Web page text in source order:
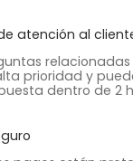
atención al
prioridad y
dentro de 2